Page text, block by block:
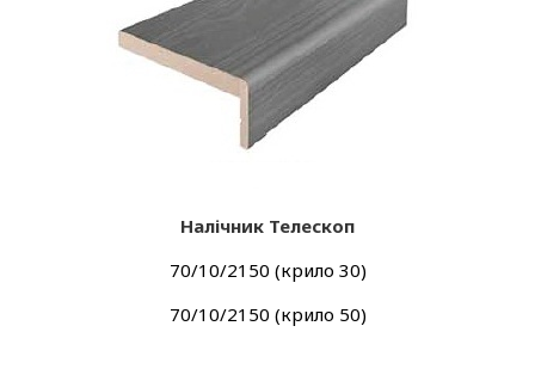
Налічник Телескоп
70/10/2150 (крило 30)
70/10/2150 (крило 50)